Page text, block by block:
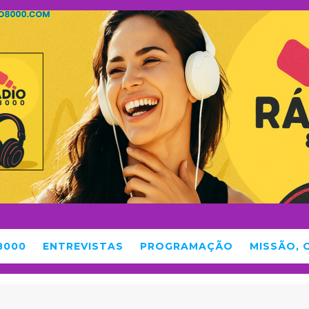
ENTREVISTAS PROGRAMAÇÃO MISSÃO,